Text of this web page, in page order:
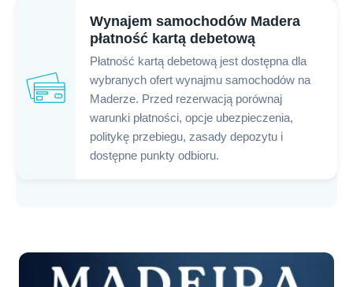
Wynajem samochodów Madera
płatność kartą debetową
Płatność kartą debetową jest dostępna dla
wybranych ofert wynajmu samochodów na
Maderze. Przed rezerwacją porównaj
warunki płatności, opcje ubezpieczenia,
politykę przebiegu, zasady depozytu i
dostępne punkty odbioru.